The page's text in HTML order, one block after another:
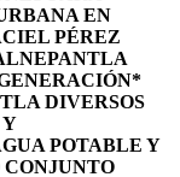
EN
PÉREZ
DIVERSOS
POTABLE Y